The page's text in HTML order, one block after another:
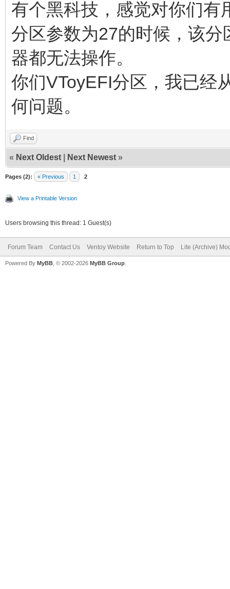
有个黑科技，感觉对你们有
分区参数为27的时候，该
器都无法操作。
你们VToyEFI分区，我已经
何问题。
Find
« Next Oldest Next Newest »
Pages (2): « Previous 1 2
View a Printable Version
Users browsing this thread: 1 Guest(s)
Forum Team Contact Us Ventoy Website Return to Top Lite (Archive)
Powered By MyBB , © 2002-2026 MyBB Group